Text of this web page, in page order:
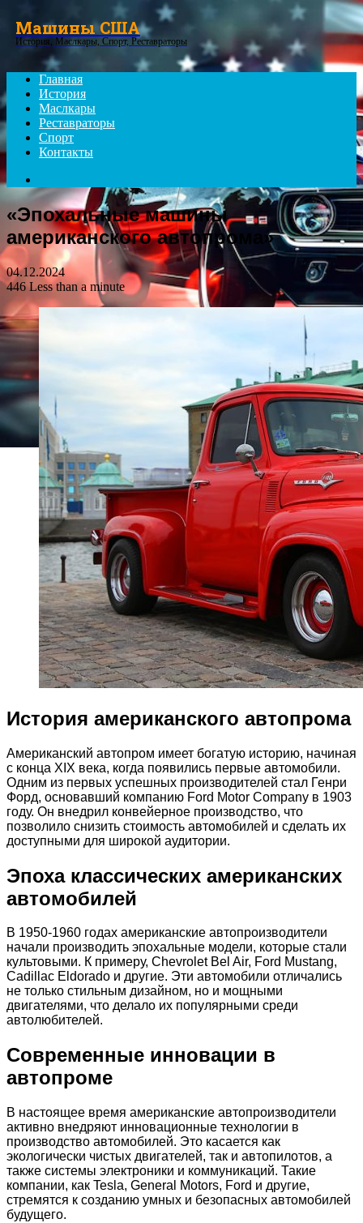
Машины США
История, Маслкары, Спорт, Реставраторы
Главная
История
Маслкары
Реставраторы
Спорт
Контакты
for
«Эпохальные машины
американского автопрома»
04.12.2024
446 Less than a minute
История американского автопрома
Американский автопром имеет богатую историю, начиная
с конца XIX века, когда появились первые автомобили.
Одним из первых успешных производителей стал Генри
Форд, основавший компанию Ford Motor Company в 1903
году. Он внедрил конвейерное производство, что
позволило снизить стоимость автомобилей и сделать их
доступными для широкой аудитории.
Эпоха классических американских
автомобилей
В 1950-1960 годах американские автопроизводители
начали производить эпохальные модели, которые стали
культовыми. К примеру, Chevrolet Bel Air, Ford Mustang,
Cadillac Eldorado и другие. Эти автомобили отличались
не только стильным дизайном, но и мощными
двигателями, что делало их популярными среди
автолюбителей.
Современные инновации в
автопроме
В настоящее время американские автопроизводители
активно внедряют инновационные технологии в
производство автомобилей. Это касается как
экологически чистых двигателей, так и автопилотов, а
также системы электроники и коммуникаций. Такие
компании, как Tesla, General Motors, Ford и другие,
стремятся к созданию умных и безопасных автомобилей
будущего.